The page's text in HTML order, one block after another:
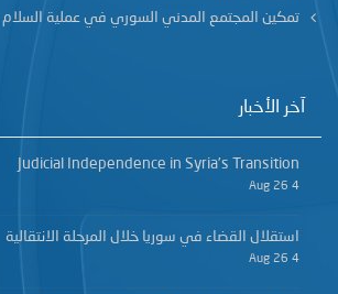
تمكين المجتمع المدني السوري في عملية السلام
آخر الأخبار
Judicial Independence in Syria’s Transition
4 Aug 26
استقلال القضاء في سوريا خلال المرحلة الانتقالية
4 Aug 26